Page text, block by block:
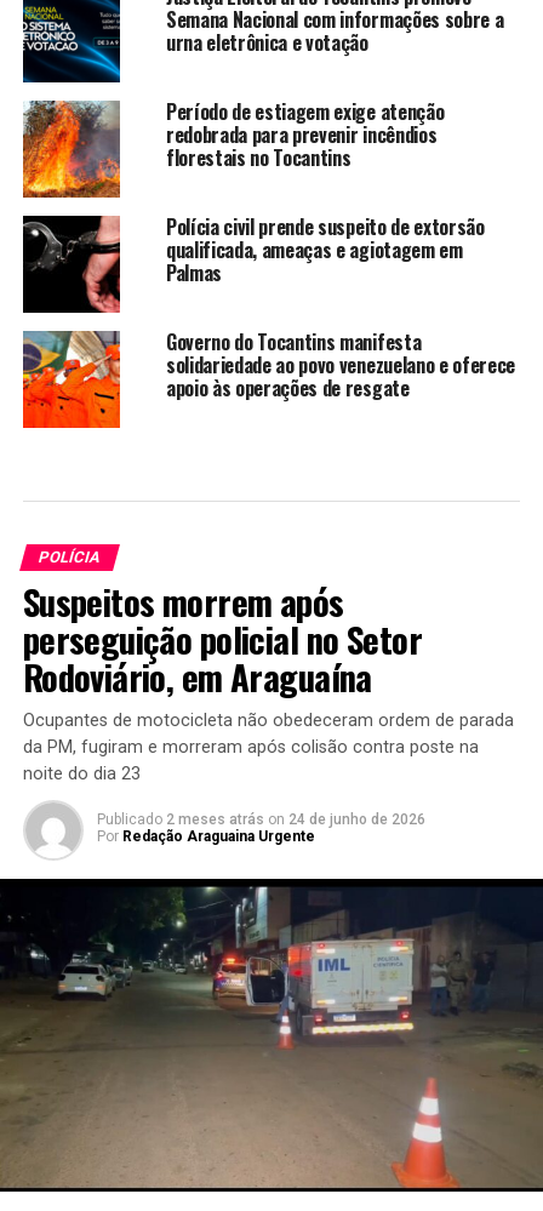
Semana Nacional com informações sobre a
urna eletrônica e votação
Período de estiagem exige atenção
redobrada para prevenir incêndios
florestais no Tocantins
Polícia civil prende suspeito de extorsão
qualificada, ameaças e agiotagem em
Palmas
Governo do Tocantins manifesta
solidariedade ao povo venezuelano e oferece
apoio às operações de resgate
POLÍCIA
Suspeitos morrem após
perseguição policial no Setor
Rodoviário, em Araguaína
Ocupantes de motocicleta não obedeceram ordem de parada
da PM, fugiram e morreram após colisão contra poste na
noite do dia 23
Publicado 2 meses atrás on 24 de junho de 2026
Por Redação Araguaina Urgente